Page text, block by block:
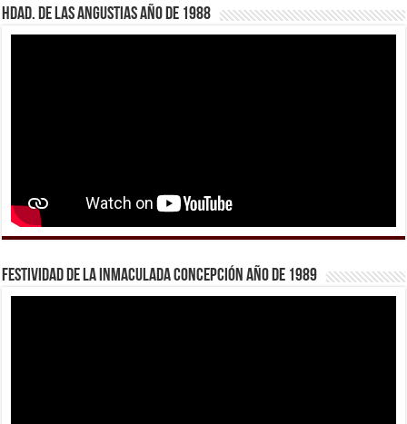
Hdad. de Las Angustias año de 1988
Festividad de la Inmaculada Concepción año de 1989